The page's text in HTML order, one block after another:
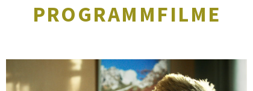
PROGRAMMFILME